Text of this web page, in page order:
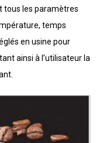
tous les paramètres
temps
en usine pour
ainsi à l’utilisateur la